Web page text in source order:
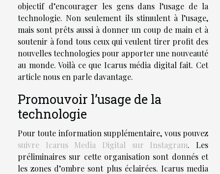
objectif d’encourager les gens dans l’usage de la
technologie. Non seulement ils stimulent à l’usage,
mais sont prêts aussi à donner un coup de main et à
soutenir à fond tous ceux qui veulent tirer profit des
nouvelles technologies pour apporter une nouveauté
au monde. Voilà ce que Icarus média digital fait. Cet
article nous en parle davantage.
Promouvoir l’usage de la
technologie
Pour toute information supplémentaire, vous pouvez
suivre Icarus Media Digital sur Instagram. Les
préliminaires sur cette organisation sont donnés et
les zones d’ombre sont plus éclairées. Icarus media